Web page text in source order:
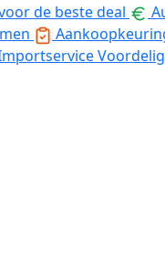
de beste deal